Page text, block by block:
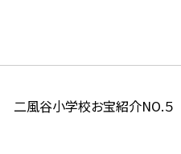
二風谷小学校お宝紹介NO.５